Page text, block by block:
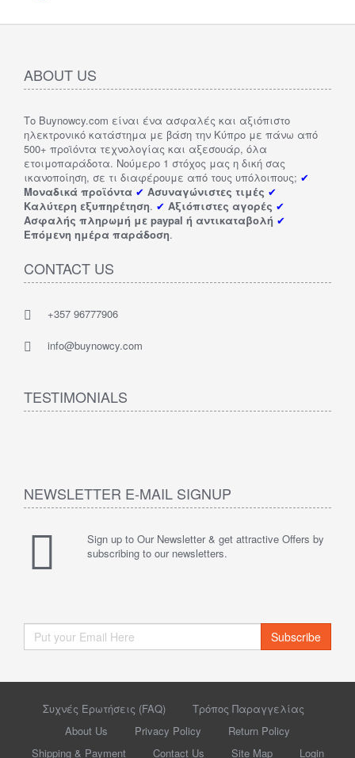
ABOUT US
Το Buynowcy.com είναι ένα ασφαλές και αξιόπιστο
ηλεκτρονικό κατάστημα με βάση την Κύπρο με πάνω από
500+ προϊόντα τεχνολογίας και αξεσουάρ, όλα
ετοιμοπαράδοτα. Νούμερο 1 στόχος μας η δική σας
ικανοποίηση, σε τι διαφέρουμε από τους υπόλοιπους; ✔
Μοναδικά προϊόντα ✔ Ασυναγώνιστες τιμές ✔
Καλύτερη εξυπηρέτηση. ✔ Αξιόπιστες αγορές ✔
Ασφαλής πληρωμή με paypal ή αντικαταβολή ✔
Επόμενη ημέρα παράδοση.
CONTACT US
+357 96777906
info@buynowcy.com
TESTIMONIALS
NEWSLETTER E-MAIL SIGNUP
Sign up to Our Newsletter & get attractive Offers by
subscribing to our newsletters.
Subscribe
Συχνές Ερωτήσεις (FAQ)
Τρόπος Παραγγελίας
About Us
Privacy Policy
Return Policy
Shipping & Payment
Contact Us Site Map Login